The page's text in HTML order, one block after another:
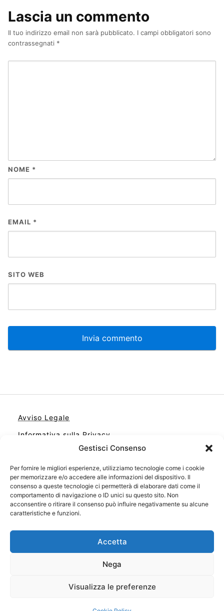
Gestisci Consenso
Per fornire le migliori esperienze, utilizziamo tecnologie come i cookie
per memorizzare e/o accedere alle informazioni del dispositivo. Il
consenso a queste tecnologie ci permetterà di elaborare dati come il
comportamento di navigazione o ID unici su questo sito. Non
acconsentire o ritirare il consenso può influire negativamente su alcune
caratteristiche e funzioni.
Accetta
Nega
Visualizza le preferenze
Lascia un commento
Il tuo indirizzo email non sarà pubblicato. I campi obbligatori sono
contrassegnati *
NOME *
EMAIL *
SITO WEB
Avviso Legale
Informativa sulla Privacy
Contatto
Cookie Policy (UE)